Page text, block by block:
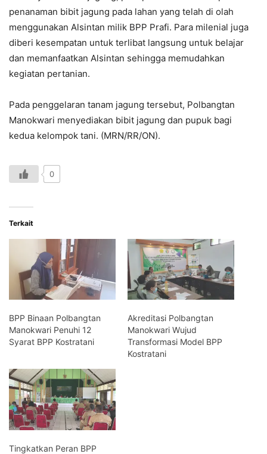
penanaman bibit jagung pada lahan yang telah di olah
menggunakan Alsintan milik BPP Prafi. Para milenial juga
diberi kesempatan untuk terlibat langsung untuk belajar
dan memanfaatkan Alsintan sehingga memudahkan
kegiatan pertanian.
Pada penggelaran tanam jagung tersebut, Polbangtan
Manokwari menyediakan bibit jagung dan pupuk bagi
kedua kelompok tani. (MRN/RR/ON).
0
Terkait
BPP Binaan Polbangtan
Manokwari Penuhi 12
Syarat BPP Kostratani
Akreditasi Polbangtan
Manokwari Wujud
Transformasi Model BPP
Kostratani
Tingkatkan Peran BPP